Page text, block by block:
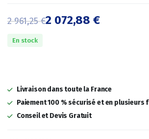
2 961,25€
était :
2
961,25 €.
2 072,88 €
est :
2
072,88 €.
En stock
Livraison dans toute la France
Paiement 100 % sécurisé et en plusieurs
Conseil et Devis Gratuit